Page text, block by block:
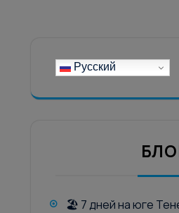
Русский
🏖 7 дней на юге